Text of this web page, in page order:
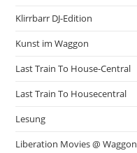
Klirrbarr DJ-Edition
Kunst im Waggon
Last Train To House-Central
Last Train To Housecentral
Lesung
Liberation Movies @ Waggon